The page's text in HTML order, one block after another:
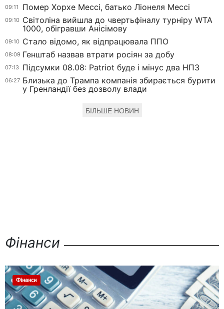
09:11 Помер Хорхе Мессі, батько Ліонеля Мессі
09:10 Світоліна вийшла до чвертьфіналу турніру WTA
1000, обігравши Анісімову
09:10 Стало відомо, як відпрацювала ППО
08:09 Генштаб назвав втрати росіян за добу
07:13 Підсумки 08.08: Patriot буде і мінус два НПЗ
06:27 Близька до Трампа компанія збирається бурити
у Гренландії без дозволу влади
БІЛЬШЕ НОВИН
Фінанси
Фінанси